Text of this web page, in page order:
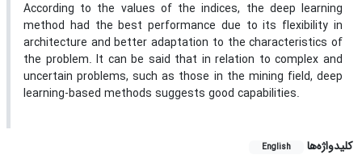
According to the values of the indices, the deep learning
method had the best performance due to its flexibility in
architecture and better adaptation to the characteristics of
the problem. It can be said that in relation to complex and
uncertain problems, such as those in the mining field, deep
learning-based methods suggests good capabilities.
کلیدواژه‌ها English